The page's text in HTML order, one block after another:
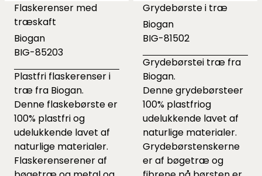
Flaskerenser med
træskaft
Biogan
BIG-85203
Plastfri flaskerenser i
træ fra Biogan.
Denne flaskebørste er
100% plastfri og
udelukkende lavet af
naturlige materialer.
Flaskerenserener af
Grydebørste i træ
Biogan
BIG-81502
Grydebørstei træ fra
Biogan.
Denne grydebørsteer
100% plastfriog
udelukkende lavet af
naturlige materialer.
Grydebørstenskerne
er af bøgetræ og